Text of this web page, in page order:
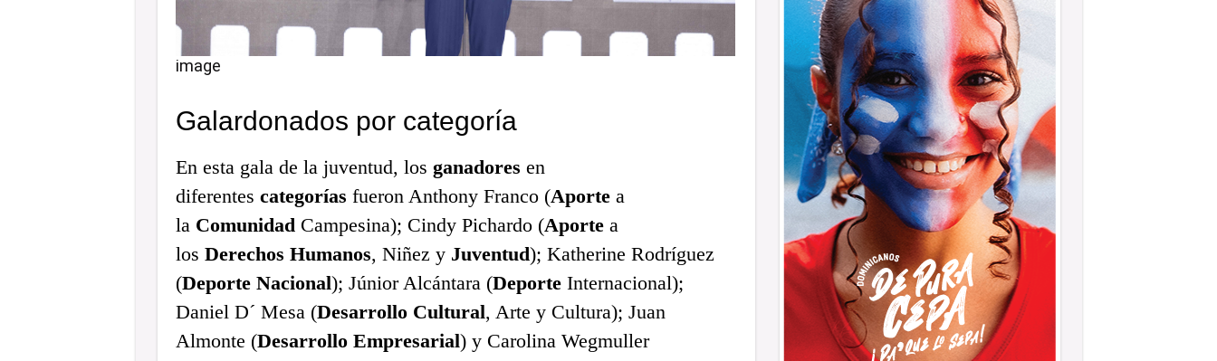
image
Galardonados por categoría
En esta gala de la juventud, los ganadores en
diferentes categorías fueron Anthony Franco (Aportea
la ComunidadCampesina); Cindy Pichardo (Aportea
los Derechos Humanos, Niñez y Juventud); Katherine Rodríguez
(Deporte Nacional); Júnior Alcántara (DeporteInternacional);
Daniel D´ Mesa (Desarrollo Cultural, Arte y Cultura); Juan
Almonte (Desarrollo Empresarial) y Carolina Wegmuller